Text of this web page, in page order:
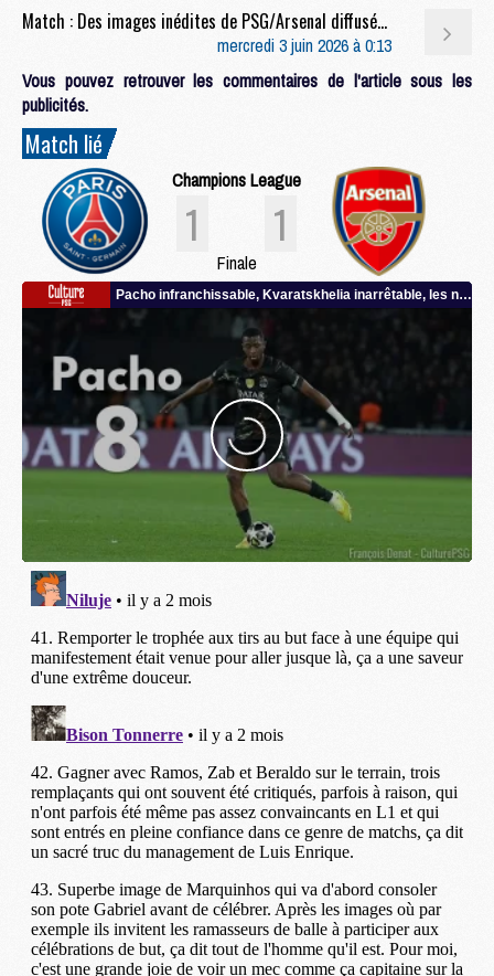
Match : Des images inédites de PSG/Arsenal diffusées
mercredi 3 juin 2026 à 0:13
Vous pouvez retrouver les commentaires de l'article sous les
publicités.
Match lié
Champions League
1 1
Finale